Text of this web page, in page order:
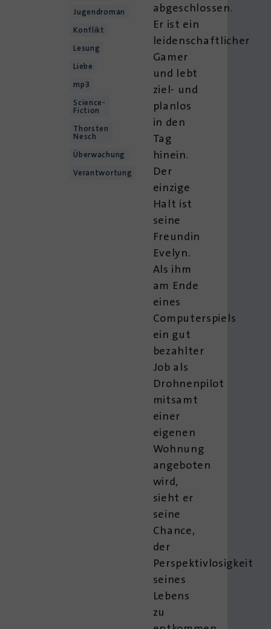
Jugendroman
Konflikt
Lesung
Liebe
mp3
Science-
Fiction
Thorsten
Nesch
Überwachung
Verantwortung
abgeschlossen.
Er ist ein
leidenschaftlicher
Gamer
und lebt
ziel- und
planlos
in den
Tag
hinein.
Der
einzige
Halt ist
seine
Freundin
Evelyn.
Als ihm
am Ende
eines
Computerspiels
ein gut
bezahlter
Job als
Drohnenpilot
mitsamt
einer
eigenen
Wohnung
angeboten
wird,
sieht er
seine
Chance,
der
Perspektivlosigkeit
seines
Lebens
zu